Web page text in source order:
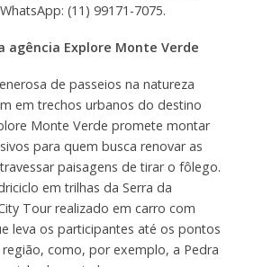
(11) 99171-7075.
agência Explore Monte Verde
de passeios na natureza
em trechos urbanos do destino
Monte Verde promete montar
para quem busca renovar as
paisagens de tirar o fôlego.
em trilhas da Serra da
Tour realizado em carro com
leva os participantes até os pontos
como, por exemplo, a Pedra